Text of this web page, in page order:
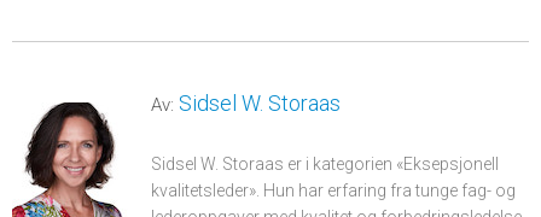
Av: Sidsel W. Storaas
Sidsel W. Storaas er i kategorien «Eksepsjonell
kvalitetsleder». Hun har erfaring fra tunge fag- og